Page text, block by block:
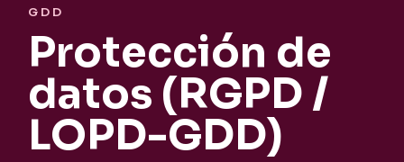
GDD
Protección de
datos (RGPD /
LOPD-GDD)